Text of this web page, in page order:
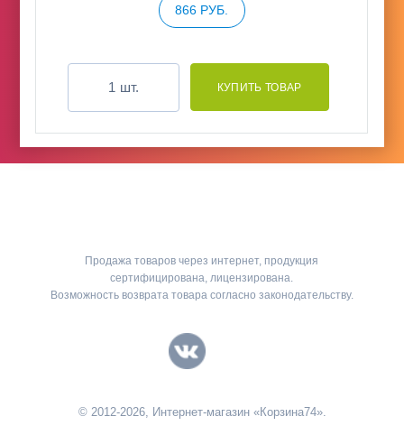
866 РУБ.
шт.
Продажа товаров через интернет, продукция
сертифицирована, лицензирована.
Возможность возврата товара согласно законодательству.
© 2012-2026, Интернет-магазин «Корзина74».